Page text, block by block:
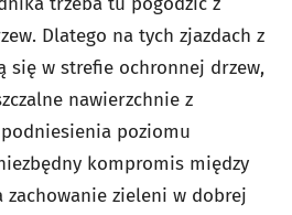
Dlatego na tych zjazdach z
się w strefie ochronnej drzew,
nawierzchnie z
poziomu
kompromis między
zachowanie zieleni w dobrej